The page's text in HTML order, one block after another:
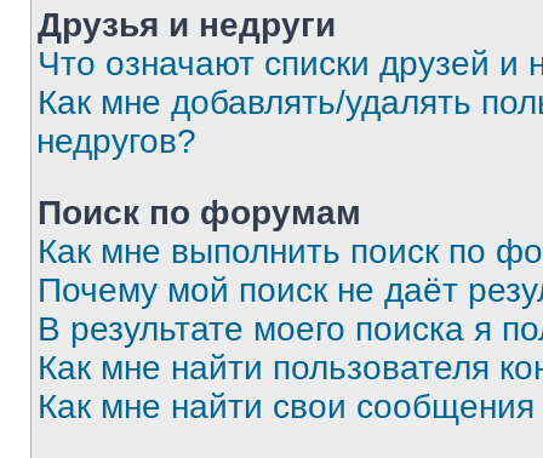
Друзья и недруги
Что означают списки друзей и
Как мне добавлять/удалять
недругов?
Поиск по форумам
Как мне выполнить поиск по
Почему мой поиск не даёт
В результате моего поиска я
Как мне найти пользователя
Как мне найти свои